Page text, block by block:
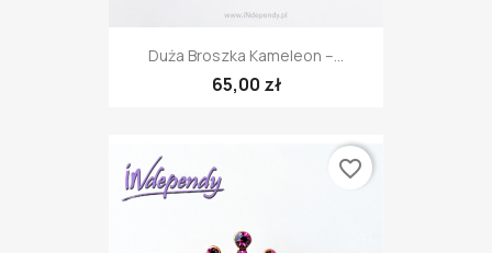
Duża Broszka Kameleon –...
65,00 zł
favorite_border